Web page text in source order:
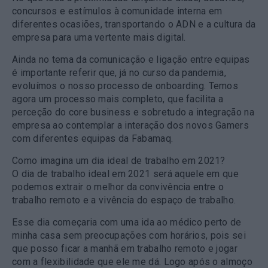
concursos e estímulos à comunidade interna em
diferentes ocasiões, transportando o ADN e a cultura da
empresa para uma vertente mais digital.
Ainda no tema da comunicação e ligação entre equipas
é importante referir que, já no curso da pandemia,
evoluímos o nosso processo de onboarding. Temos
agora um processo mais completo, que facilita a
perceção do core business e sobretudo a integração na
empresa ao contemplar a interação dos novos Gamers
com diferentes equipas da Fabamaq.
Como imagina um dia ideal de trabalho em 2021?
O dia de trabalho ideal em 2021 será aquele em que
podemos extrair o melhor da convivência entre o
trabalho remoto e a vivência do espaço de trabalho.
Esse dia começaria com uma ida ao médico perto de
minha casa sem preocupações com horários, pois sei
que posso ficar a manhã em trabalho remoto e jogar
com a flexibilidade que ele me dá. Logo após o almoço